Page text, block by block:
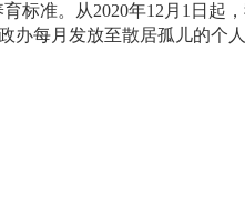
标准。从2020年12月1日起
办每月发放至散居孤儿的个人